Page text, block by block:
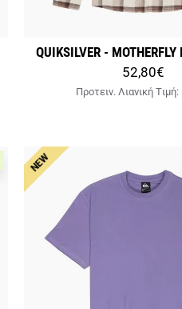
QUIKSILVER -
52,80€
Προτειν. Λιανική Tιμή:
NEW